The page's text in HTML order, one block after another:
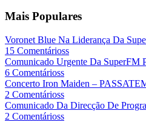
Mais Populares
Voronet Blue Na Liderança Da
15 Comentárioss
Comunicado Urgente Da SuperFM
6 Comentárioss
Concerto Iron Maiden –
2 Comentárioss
Comunicado Da Direcção De
2 Comentárioss